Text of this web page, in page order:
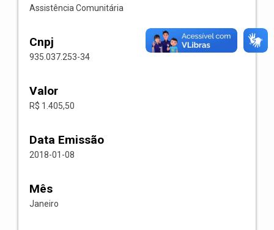
Assistência Comunitária
Cnpj
935.037.253-34
Valor
R$ 1.405,50
Data Emissão
2018-01-08
Mês
Janeiro